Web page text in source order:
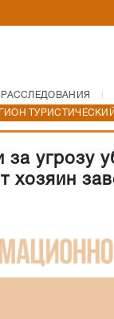
РАССЛЕДОВАНИЯ
ТУРИСТИЧЕСКИЙ
за угрозу
хозяин